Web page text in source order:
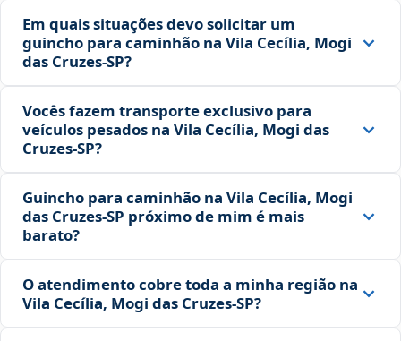
Em quais situações devo solicitar um
guincho para caminhão na Vila Cecília, Mogi
das Cruzes‑SP?
Vocês fazem transporte exclusivo para
veículos pesados na Vila Cecília, Mogi das
Cruzes‑SP?
Guincho para caminhão na Vila Cecília, Mogi
das Cruzes‑SP próximo de mim é mais
barato?
O atendimento cobre toda a minha região na
Vila Cecília, Mogi das Cruzes‑SP?